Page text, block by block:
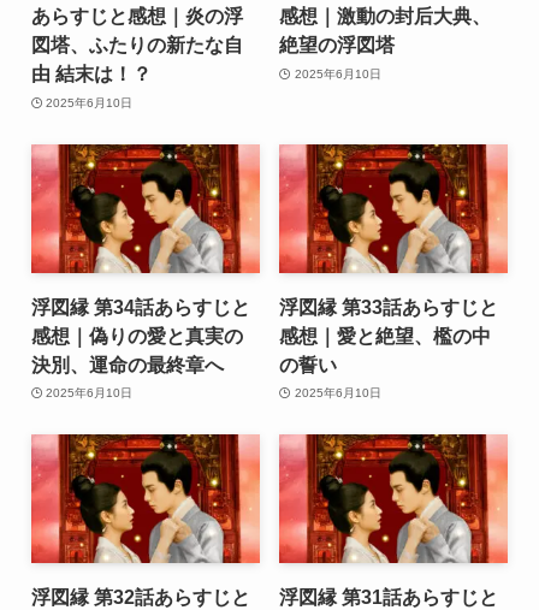
あらすじと感想｜炎の浮
図塔、ふたりの新たな自
由 結末は！？
2025年6月10日
感想｜激動の封后大典、
絶望の浮図塔
2025年6月10日
浮図縁 第34話あらすじと
感想｜偽りの愛と真実の
決別、運命の最終章へ
2025年6月10日
浮図縁 第33話あらすじと
感想｜愛と絶望、檻の中
の誓い
2025年6月10日
浮図縁 第32話あらすじと
浮図縁 第31話あらすじと